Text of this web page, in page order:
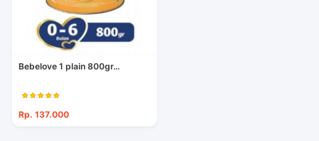
Bebelove 1 plain 800gr...
Rp. 137.000